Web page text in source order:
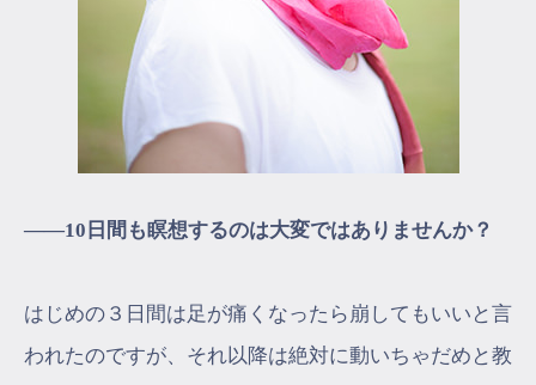
――10日間も瞑想するのは大変ではありませんか？
はじめの３日間は足が痛くなったら崩してもいいと言
われたのですが、それ以降は絶対に動いちゃだめと教